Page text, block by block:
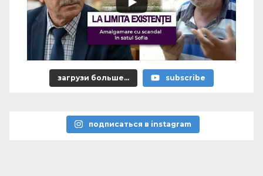
загрузи больше... subscribe
подписаться в instagram